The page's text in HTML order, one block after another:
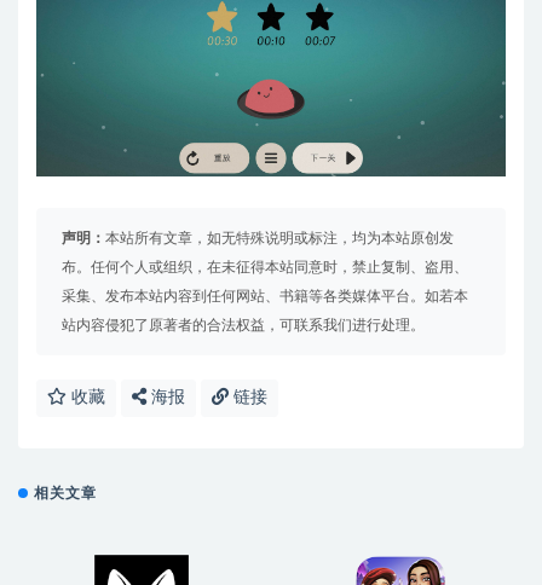
声明： 本站所有文章，如无特殊说明或标注，均为本站原创发
布。任何个人或组织，在未征得本站同意时，禁止复制、盗用、
采集、发布本站内容到任何网站、书籍等各类媒体平台。如若本
站内容侵犯了原著者的合法权益，可联系我们进行处理。
收藏 海报 链接
相关文章